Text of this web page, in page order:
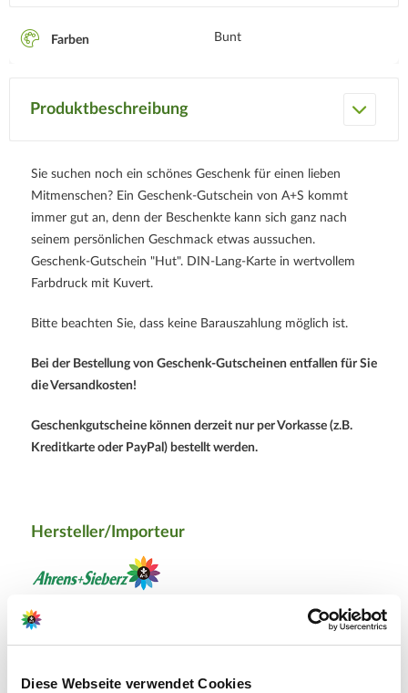
Diese Webseite verwendet Cookies
Farben Bunt
Produktbeschreibung
Sie suchen noch ein schönes Geschenk für einen lieben
Mitmenschen? Ein Geschenk-Gutschein von A+S kommt
immer gut an, denn der Beschenkte kann sich ganz nach
seinem persönlichen Geschmack etwas aussuchen.
Geschenk-Gutschein "Hut". DIN-Lang-Karte in wertvollem
Farbdruck mit Kuvert.
Bitte beachten Sie, dass keine Barauszahlung möglich ist.
Bei der Bestellung von Geschenk-Gutscheinen entfallen für Sie
die Versandkosten!
Geschenkgutscheine können derzeit nur per Vorkasse (z.B.
Kreditkarte oder PayPal) bestellt werden.
Hersteller/Importeur
Ahrens+Sieberz GmbH &
53721 Siegburg